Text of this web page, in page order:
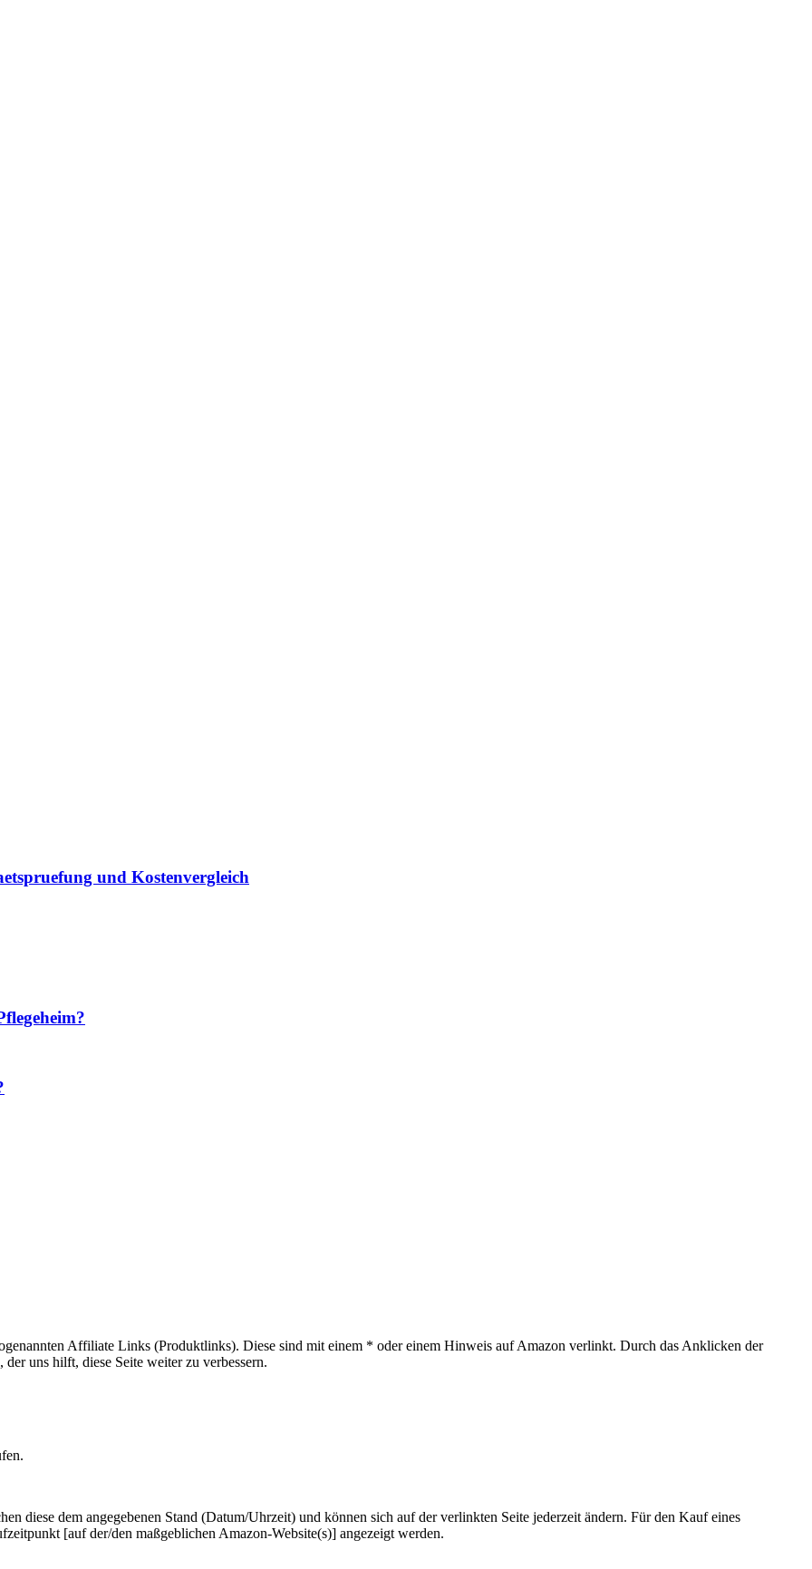
und Kostenvergleich
Affiliate Links (Produktlinks). Diese sind mit einem * oder einem Hinweis auf Amazon verlinkt. Durch das Anklicken der
uns hilft, diese Seite weiter zu verbessern.
diese dem angegebenen Stand (Datum/Uhrzeit) und können sich auf der verlinkten Seite jederzeit ändern. Für den Kauf eines
[auf der/den maßgeblichen Amazon-Website(s)] angezeigt werden.